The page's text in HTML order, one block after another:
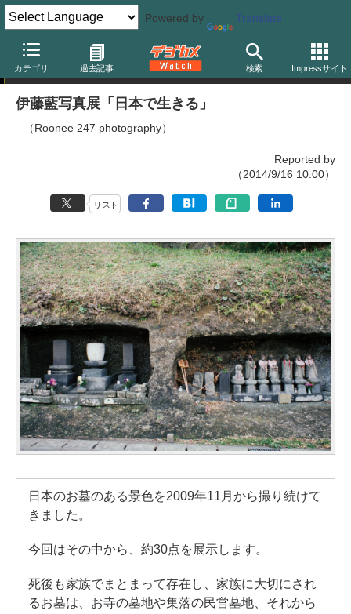
Powered by Translate
カテゴリ 過去記事 検索 Impressサイト
写真展
伊藤藍写真展「日本で生きる」
（Roonee 247 photography）
Reported by
（2014/9/16 10:00）
リスト
日本のお墓のある景色を2009年11月から撮り続けて
きました。
今回はその中から、約30点を展示します。
死後も家族でまとまって存在し、家族に大切にされ
るお墓は、お寺の墓地や集落の民営墓地、それから